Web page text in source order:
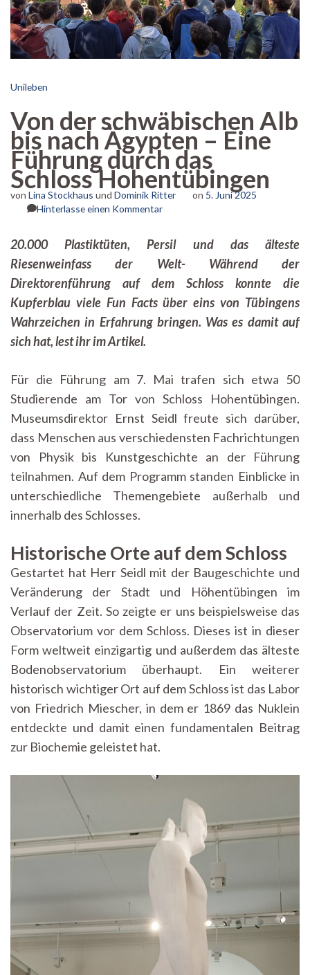
Unileben
Von der schwäbischen Alb
bis nach Ägypten – Eine
Führung durch das
Schloss Hohentübingen
von Lina Stockhaus und Dominik Ritter on 5. Juni 2025
Hinterlasse einen Kommentarzu
schwäbischen
Alb
nach
Ägypten
–
Eine
das
Schloss
Hohentübingen
20.000 Plastiktüten, Persil und das älteste
Riesenweinfass der Welt- Während der
Direktorenführung auf dem Schloss konnte die
Kupferblau viele Fun Facts über eins von Tübingens
Wahrzeichen in Erfahrung bringen. Was es damit auf
sich hat, lest ihr im Artikel.
Für die Führung am 7. Mai trafen sich etwa 50
Studierende am Tor von Schloss Hohentübingen.
Museumsdirektor Ernst Seidl freute sich darüber,
dass Menschen aus verschiedensten Fachrichtungen
von Physik bis Kunstgeschichte an der Führung
teilnahmen. Auf dem Programm standen Einblicke in
unterschiedliche Themengebiete außerhalb und
innerhalb des Schlosses.
Historische Orte auf dem Schloss
Gestartet hat Herr Seidl mit der Baugeschichte und
Veränderung der Stadt und Höhentübingen im
Verlauf der Zeit. So zeigte er uns beispielsweise das
Observatorium vor dem Schloss. Dieses ist in dieser
Form weltweit einzigartig und außerdem das älteste
Bodenobservatorium überhaupt. Ein weiterer
historisch wichtiger Ort auf dem Schloss ist das Labor
von Friedrich Miescher, in dem er 1869 das Nuklein
entdeckte und damit einen fundamentalen Beitrag
zur Biochemie geleistet hat.